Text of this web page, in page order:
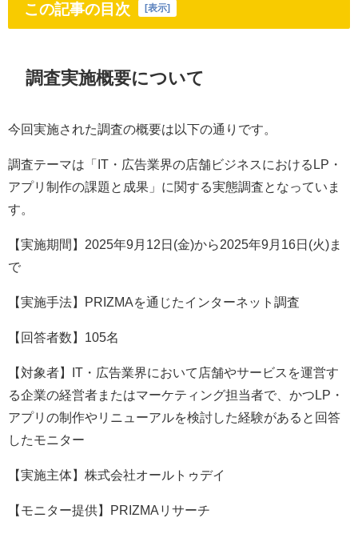
この記事の目次 [表示]
調査実施概要について
今回実施された調査の概要は以下の通りです。
調査テーマは「IT・広告業界の店舗ビジネスにおけるLP・
アプリ制作の課題と成果」に関する実態調査となっていま
す。
【実施期間】2025年9月12日(金)から2025年9月16日(火)ま
で
【実施手法】PRIZMAを通じたインターネット調査
【回答者数】105名
【対象者】IT・広告業界において店舗やサービスを運営す
る企業の経営者またはマーケティング担当者で、かつLP・
アプリの制作やリニューアルを検討した経験があると回答
したモニター
【実施主体】株式会社オールトゥデイ
【モニター提供】PRIZMAリサーチ